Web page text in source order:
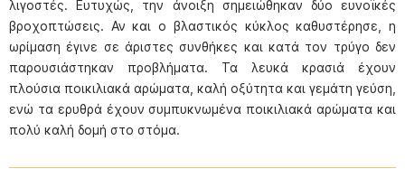
λιγοστές. Ευτυχώς, την άνοιξη σημειώθηκαν δύο ευνοϊκές
βροχοπτώσεις. Αν και ο βλαστικός κύκλος καθυστέρησε, η
ωρίμαση έγινε σε άριστες συνθήκες και κατά τον τρύγο δεν
παρουσιάστηκαν προβλήματα. Τα λευκά κρασιά έχουν
πλούσια ποικιλιακά αρώματα, καλή οξύτητα και γεμάτη γεύση,
ενώ τα ερυθρά έχουν συμπυκνωμένα ποικιλιακά αρώματα και
πολύ καλή δομή στο στόμα.